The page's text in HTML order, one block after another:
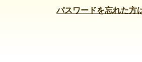
パスワードを忘れた方